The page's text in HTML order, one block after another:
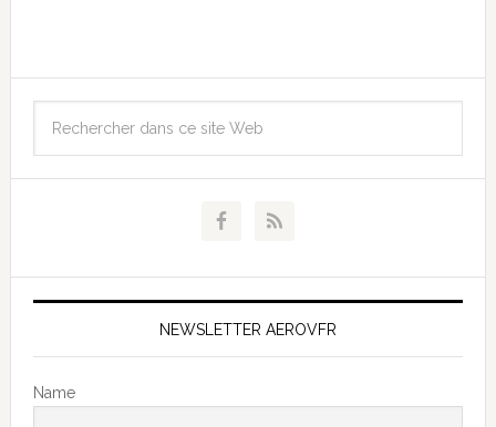
NEWSLETTER AEROVFR
Name